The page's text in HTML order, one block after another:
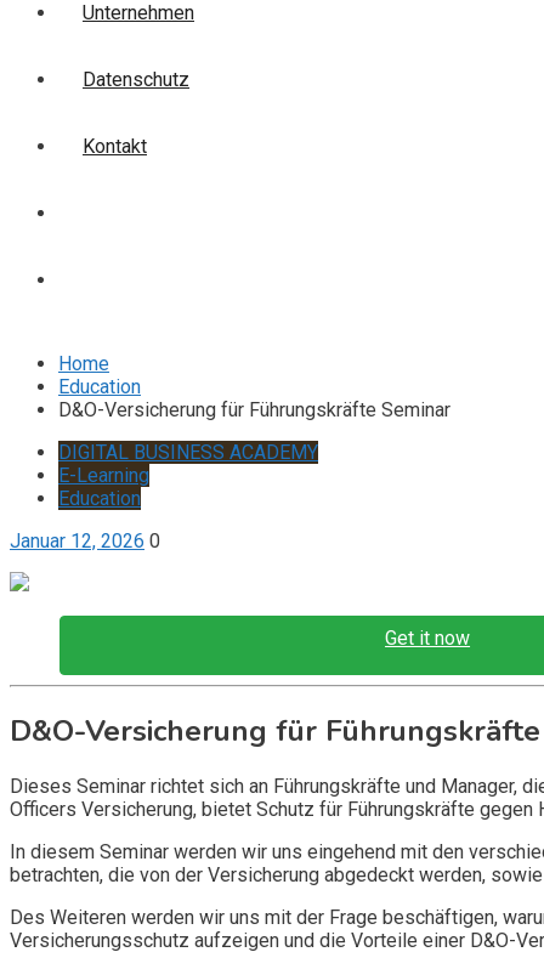
Unternehmen
Datenschutz
Kontakt
Home
Education
D&O-Versicherung für Führungskräfte Seminar
DIGITAL BUSINESS ACADEMY
E-Learning
Education
Januar 12, 2026 0
Get it now
D&O-Versicherung für
Dieses Seminar richtet sich an Führungskräfte und Manager,
Officers Versicherung, bietet Schutz für Führungskräfte
In diesem Seminar werden wir uns eingehend mit den
betrachten, die von der Versicherung abgedeckt werden,
Des Weiteren werden wir uns mit der Frage beschäftigen,
Versicherungsschutz aufzeigen und die Vorteile einer D&O-